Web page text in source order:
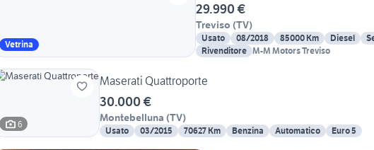
Vetrina
29.990 €
Treviso (TV)
Usato 08/2018 85000 Km Diesel
Rivenditore M-M Motors Treviso
6
Maserati Quattroporte
30.000 €
Montebelluna (TV)
Usato 03/2015 70627 Km Benzina Automatico Euro 5